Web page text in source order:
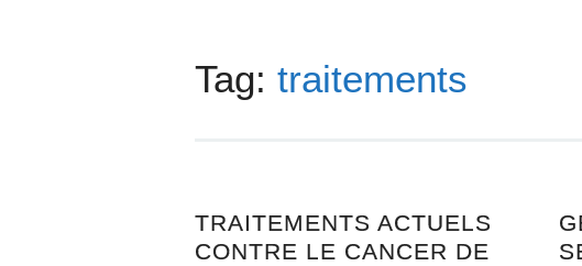
Tag: traitements
TRAITEMENTS ACTUELS
CONTRE LE CANCER DE